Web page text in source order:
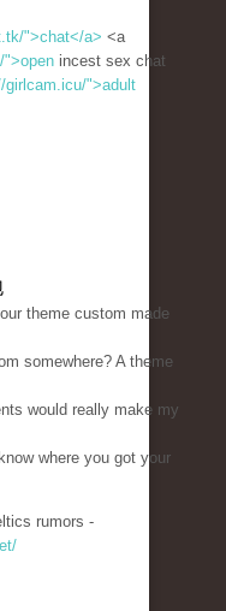
">chat</a> <a
">open incest sex chat
girlcam.icu/">adult
theme custom made
somewhere? A theme
would really make my
where you got your
rumors -